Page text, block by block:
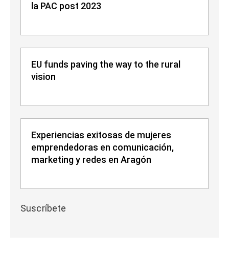
la PAC post 2023
EU funds paving the way to the rural
vision
Experiencias exitosas de mujeres
emprendedoras en comunicación,
marketing y redes en Aragón
Suscríbete